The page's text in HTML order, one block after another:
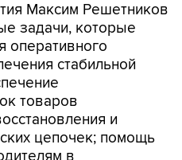
Максим Решетников
задачи, которые
оперативного
стабильной
товаров
и
цепочек; помощь